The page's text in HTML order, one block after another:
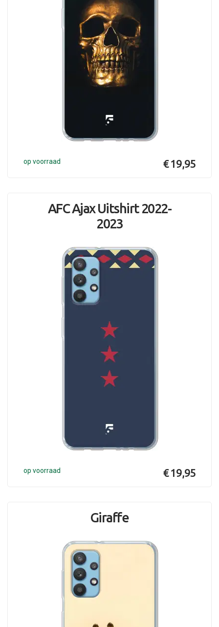
op voorraad € 19,95
AFC Ajax Uitshirt 2022-
2023
op voorraad € 19,95
Giraffe